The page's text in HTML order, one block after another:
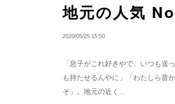
地元の人気
2020/05/25 15:50
「息子がこれ好きやで、いつも送
も持たせるんやに」「わたしら昔
そ」。地元の近く...